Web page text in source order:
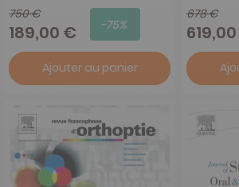
750 €
189,00 € -75%
Ajouter au panier
678 €